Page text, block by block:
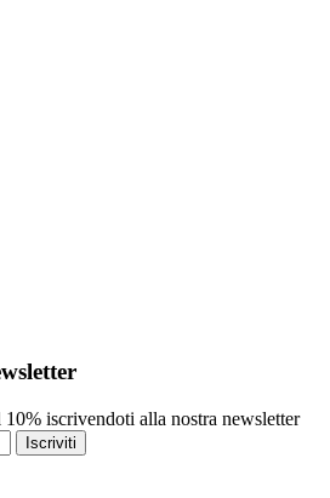
iscrivendoti alla nostra newsletter
Iscriviti